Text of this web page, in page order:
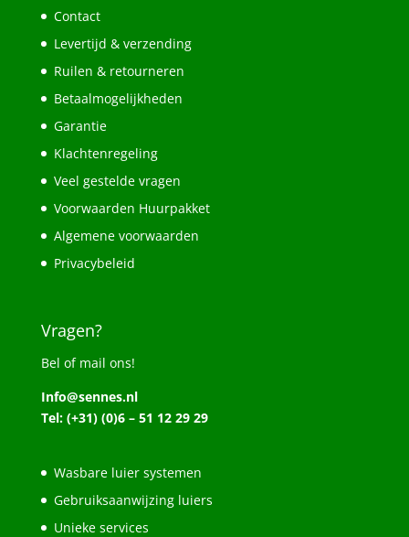
Contact
Levertijd & verzending
Ruilen & retourneren
Betaalmogelijkheden
Garantie
Klachtenregeling
Veel gestelde vragen
Voorwaarden Huurpakket
Algemene voorwaarden
Privacybeleid
Vragen?
Bel of mail ons!
Info@sennes.nl
Tel: (+31) (0)6 – 51 12 29 29
Wasbare luier systemen
Gebruiksaanwijzing luiers
Unieke services